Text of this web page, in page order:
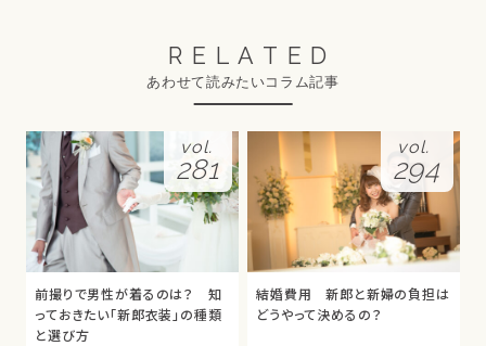
RELATED
あわせて読みたいコラム記事
vol.
281
前撮りで男性が着るのは？ 知
っておきたい「新郎衣装」の種類
と選び方
vol.
294
結婚費用 新郎と新婦の負担は
どうやって決めるの？